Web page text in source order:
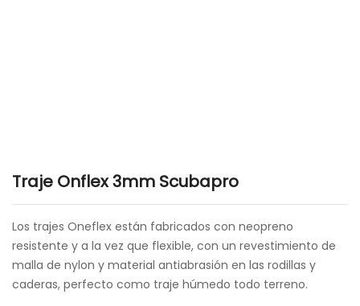
Traje Onflex 3mm Scubapro
Los trajes Oneflex están fabricados con neopreno
resistente y a la vez que flexible, con un revestimiento de
malla de nylon y material antiabrasión en las rodillas y
caderas, perfecto como traje húmedo todo terreno.